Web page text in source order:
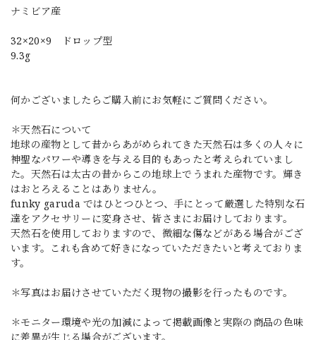
ナミビア産
32×20×9 ドロップ型
9.3g
何かございましたらご購入前にお気軽にご質問ください。
＊天然石について
地球の産物として昔からあがめられてきた天然石は多くの人々に
神聖なパワーや導きを与える目的もあったと考えられていまし
た。天然石は太古の昔からこの地球上でうまれた産物です。輝き
はおとろえることはありません。
funky garuda ではひとつひとつ、手にとって厳選した特別な石
達をアクセサリーに変身させ、皆さまにお届けしております。
天然石を使用しておりますので、微細な傷などがある場合がござ
います。これも含めて好きになっていただきたいと考えておりま
す。
＊写真はお届けさせていただく現物の撮影を行ったものです。
＊モニター環境や光の加減によって掲載画像と実際の商品の色味
に差異が生じる場合がございます。